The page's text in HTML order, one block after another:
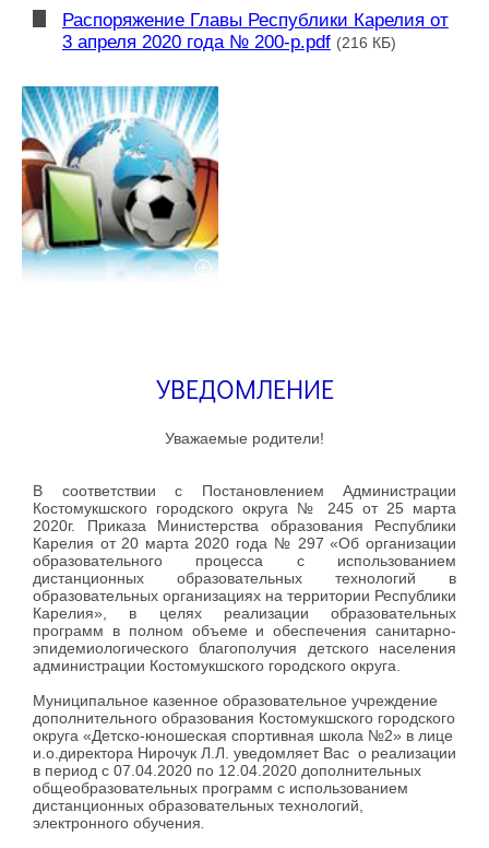
Распоряжение Главы Республики Карелия от
3 апреля 2020 года № 200-р.pdf (216 КБ)
УВЕДОМЛЕНИЕ
Уважаемые родители!
В соответствии с Постановлением Администрации
Костомукшского городского округа № 245 от 25 марта
2020г. Приказа Министерства образования Республики
Карелия от 20 марта 2020 года № 297 «Об организации
образовательного процесса с использованием
дистанционных образовательных технологий в
образовательных организациях на территории Республики
Карелия», в целях реализации образовательных
программ в полном объеме и обеспечения санитарно-
эпидемиологического благополучия детского населения
администрации Костомукшского городского округа.
Муниципальное казенное образовательное учреждение
дополнительного образования Костомукшского городского
округа «Детско-юношеская спортивная школа №2» в лице
и.о.директора Нирочук Л.Л. уведомляет Вас о реализации
в период с 07.04.2020 по 12.04.2020 дополнительных
общеобразовательных программ с использованием
дистанционных образовательных технологий,
электронного обучения.